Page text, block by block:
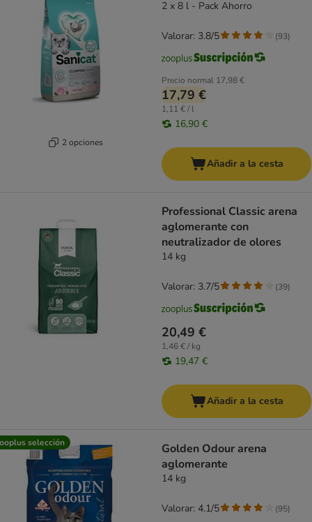
2 opciones
2 x 8 l - Pack Ahorro
Precio normal 17,98 €
17,79 €
1,11 € / l
16,90 €
Valorar: 3.8/5 (93)
Añadir a la cesta
Professional Classic arena
aglomerante con
neutralizador de olores
14 kg
20,49 €
1,46 € / kg
19,47 €
Valorar: 3.7/5 (39)
Añadir a la cesta
selección
Golden Odour arena
aglomerante
14 kg
Valorar: 4.1/5 (95)